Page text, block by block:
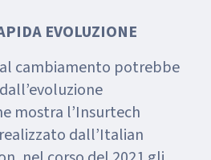
EVOLUZIONE
cambiamento potrebbe
mostra l’Insurtech
dall’Italian